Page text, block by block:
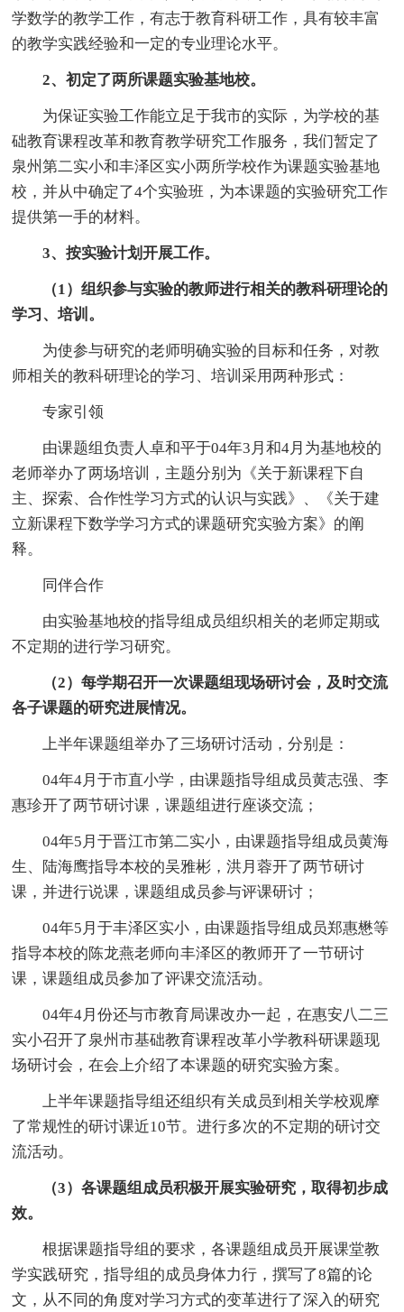
学数学的教学工作，有志于教育科研工作，具有较丰富
的教学实践经验和一定的专业理论水平。
2、初定了两所课题实验基地校。
为保证实验工作能立足于我市的实际，为学校的基
础教育课程改革和教育教学研究工作服务，我们暂定了
泉州第二实小和丰泽区实小两所学校作为课题实验基地
校，并从中确定了4个实验班，为本课题的实验研究工作
提供第一手的材料。
3、按实验计划开展工作。
（1）组织参与实验的教师进行相关的教科研理论的
学习、培训。
为使参与研究的老师明确实验的目标和任务，对教
师相关的教科研理论的学习、培训采用两种形式：
专家引领
由课题组负责人卓和平于04年3月和4月为基地校的
老师举办了两场培训，主题分别为《关于新课程下自
主、探索、合作性学习方式的认识与实践》、《关于建
立新课程下数学学习方式的课题研究实验方案》的阐
释。
同伴合作
由实验基地校的指导组成员组织相关的老师定期或
不定期的进行学习研究。
（2）每学期召开一次课题组现场研讨会，及时交流
各子课题的研究进展情况。
上半年课题组举办了三场研讨活动，分别是：
04年4月于市直小学，由课题指导组成员黄志强、李
惠珍开了两节研讨课，课题组进行座谈交流；
04年5月于晋江市第二实小，由课题指导组成员黄海
生、陆海鹰指导本校的吴雅彬，洪月蓉开了两节研讨
课，并进行说课，课题组成员参与评课研讨；
04年5月于丰泽区实小，由课题指导组成员郑惠懋等
指导本校的陈龙燕老师向丰泽区的教师开了一节研讨
课，课题组成员参加了评课交流活动。
04年4月份还与市教育局课改办一起，在惠安八二三
实小召开了泉州市基础教育课程改革小学教科研课题现
场研讨会，在会上介绍了本课题的研究实验方案。
上半年课题指导组还组织有关成员到相关学校观摩
了常规性的研讨课近10节。进行多次的不定期的研讨交
流活动。
（3）各课题组成员积极开展实验研究，取得初步成
效。
根据课题指导组的要求，各课题组成员开展课堂教
学实践研究，指导组的成员身体力行，撰写了8篇的论
文，从不同的角度对学习方式的变革进行了深入的研究